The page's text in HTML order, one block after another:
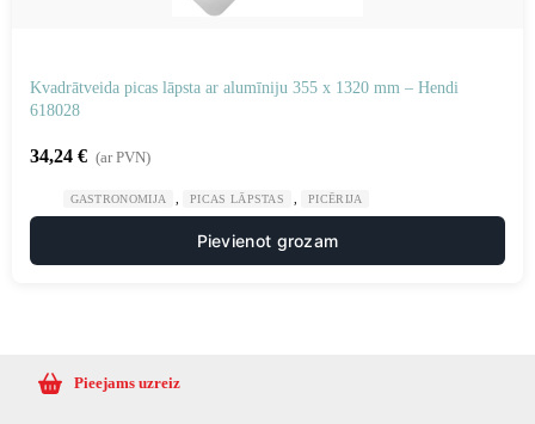
Kvadrātveida picas lāpsta ar alumīniju 355 x 1320 mm – Hendi
618028
34,24 € (ar PVN)
GASTRONOMIJA PICAS LĀPSTAS PICĒRIJA
Pievienot grozam
Pieejams uzreiz